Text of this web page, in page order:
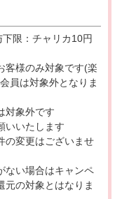
限：チャリカ10円
客様のみ対象です(楽
員は対象外となりま
対象外です
いいたします
の変更はございませ
ない場合はキャンペ
元の対象とはなりま